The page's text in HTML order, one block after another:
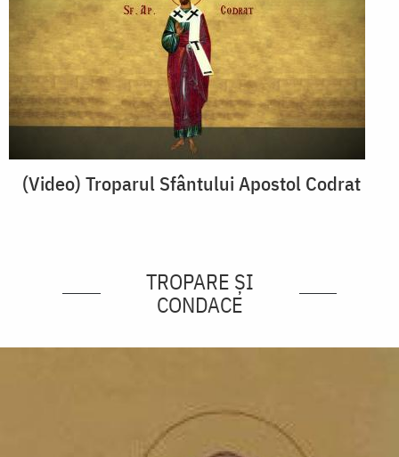
(Video) Troparul Sfântului Apostol Codrat
TROPARE ȘI
CONDACE